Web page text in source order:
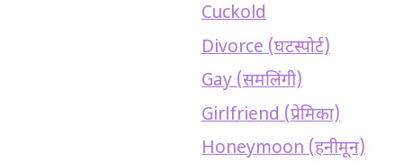
Cuckold
Divorce (घटस्पोर्ट)
Gay (समलिंगी)
Girlfriend (प्रेमिका)
Honeymoon (हनीमून)